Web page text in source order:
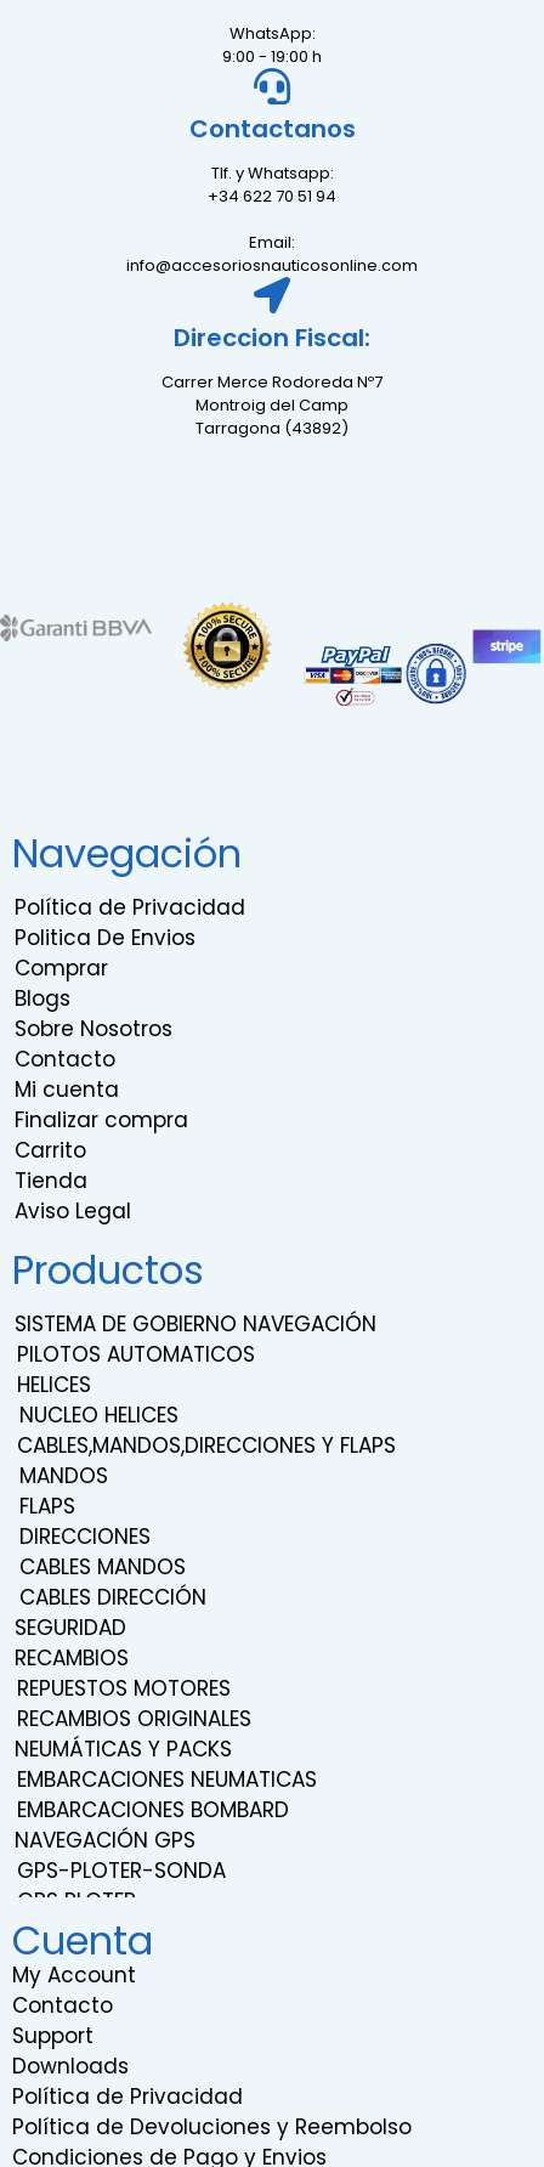
WhatsApp:
9:00 - 19:00 h
Contactanos
Tlf. y Whatsapp:
+34 622 70 51 94
Email:
info@accesoriosnauticosonline.com
Direccion Fiscal:
Carrer Merce Rodoreda Nº7
Montroig del Camp
Tarragona (43892)
Navegación
Política de Privacidad
Politica De Envios
Comprar
Blogs
Sobre Nosotros
Contacto
Mi cuenta
Finalizar compra
Carrito
Tienda
Aviso Legal
Productos
SISTEMA DE GOBIERNO NAVEGACIÓN
PILOTOS AUTOMATICOS
HELICES
NUCLEO HELICES
CABLES,MANDOS,DIRECCIONES Y FLAPS
MANDOS
FLAPS
DIRECCIONES
CABLES MANDOS
CABLES DIRECCIÓN
SEGURIDAD
RECAMBIOS
REPUESTOS MOTORES
RECAMBIOS ORIGINALES
NEUMÁTICAS Y PACKS
EMBARCACIONES NEUMATICAS
EMBARCACIONES BOMBARD
NAVEGACIÓN GPS
GPS-PLOTER-SONDA
GPS PLOTER
NAVEGACIÓN
TRANSDUCTORES
SONDAS
SISTEMA DE SONIDO Y ENTRETENIMIENTO
RADIOS VHF
RADARES
INSTRUMENTACION
RELOJES EMBARCACIONES
Cuenta
My Account
Contacto
Support
Downloads
Política de Privacidad
Política de Devoluciones y Reembolso
Condiciones de Pago y Envios